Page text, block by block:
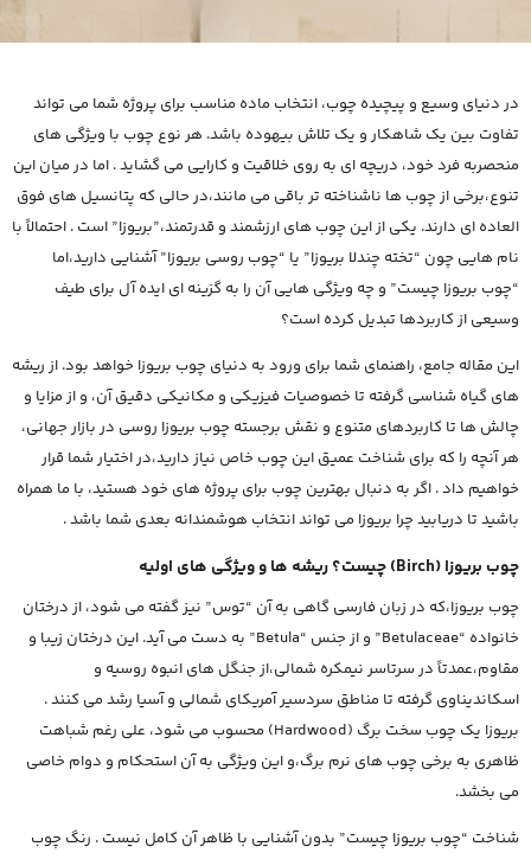
در دنیای وسیع و پیچیده چوب، انتخاب ماده مناسب برای پروژه شما می تواند
تفاوت بین یک شاهکار و یک تلاش بیهوده باشد. هر نوع چوب با ویژگی های
منحصربه فرد خود، دریچه ای به روی خلاقیت و کارایی می گشاید . اما در میان این
تنوع،برخی از چوب ها ناشناخته تر باقی می مانند،در حالی که پتانسیل های فوق
العاده ای دارند. یکی از این چوب های ارزشمند و قدرتمند،”بریوزا” است . احتمالاً با
نام هایی چون “تخته چندلا بریوزا” یا “چوب روسی بریوزا” آشنایی دارید،اما
“چوب بریوزا چیست” و چه ویژگی هایی آن را به گزینه ای ایده آل برای طیف
وسیعی از کاربردها تبدیل کرده است؟
این مقاله جامع، راهنمای شما برای ورود به دنیای چوب بریوزا خواهد بود. از ریشه
های گیاه شناسی گرفته تا خصوصیات فیزیکی و مکانیکی دقیق آن، و از مزایا و
چالش ها تا کاربردهای متنوع و نقش برجسته چوب بریوزا روسی در بازار جهانی،
هر آنچه را که برای شناخت عمیق این چوب خاص نیاز دارید،در اختیار شما قرار
خواهیم داد . اگر به دنبال بهترین چوب برای پروژه های خود هستید، با ما همراه
باشید تا دریابید چرا بریوزا می تواند انتخاب هوشمندانه بعدی شما باشد .
چوب بریوزا (Birch) چیست؟ ریشه ها و ویژگی های اولیه
چوب بریوزا،که در زبان فارسی گاهی به آن “توس” نیز گفته می شود، از درختان
خانواده “Betulaceae” و از جنس “Betula” به دست می آید. این درختان زیبا و
مقاوم،عمدتاً در سرتاسر نیمکره شمالی،از جنگل های انبوه روسیه و
اسکاندیناوی گرفته تا مناطق سردسیر آمریکای شمالی و آسیا رشد می کنند .
بریوزا یک چوب سخت برگ (Hardwood) محسوب می شود، علی رغم شباهت
ظاهری به برخی چوب های نرم برگ،و این ویژگی به آن استحکام و دوام خاصی
می بخشد.
شناخت “چوب بریوزا چیست” بدون آشنایی با ظاهر آن کامل نیست . رنگ چوب